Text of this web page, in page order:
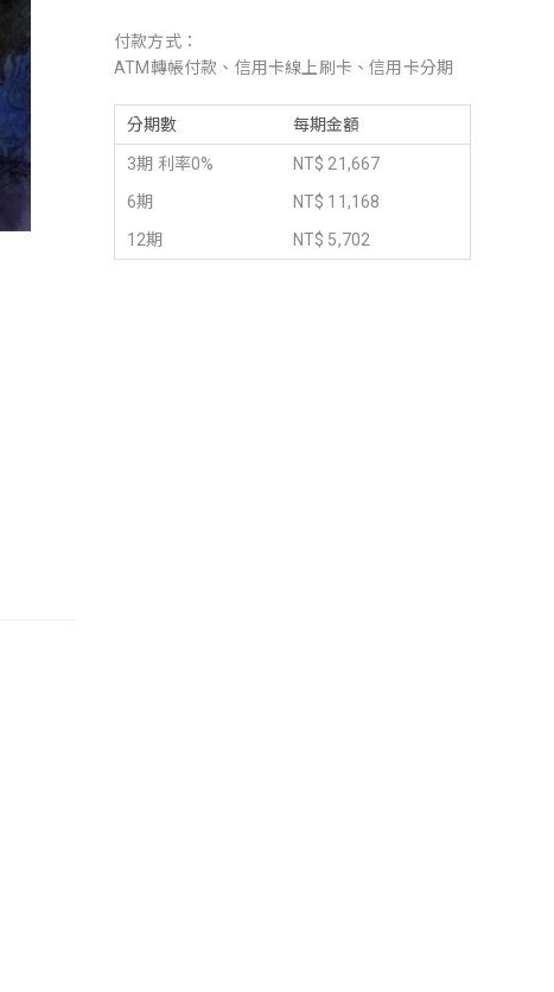
付款方式：
ATM轉帳付款、信用卡線上刷卡、信用卡分期
分期數 每期金額
3期 利率0%
NT$ 21,667
6期
NT$ 11,168
12期
NT$ 5,702